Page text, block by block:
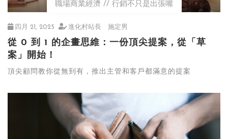
職場商業經濟 行銷不只是出張嘴
四月 21, 2025 進化村站長 施定男
從 0 到 1 的企畫思維：一份頂尖提案，從「草
案」開始！
頂尖顧問教你從無到有，推出主管和客戶都滿意的提案